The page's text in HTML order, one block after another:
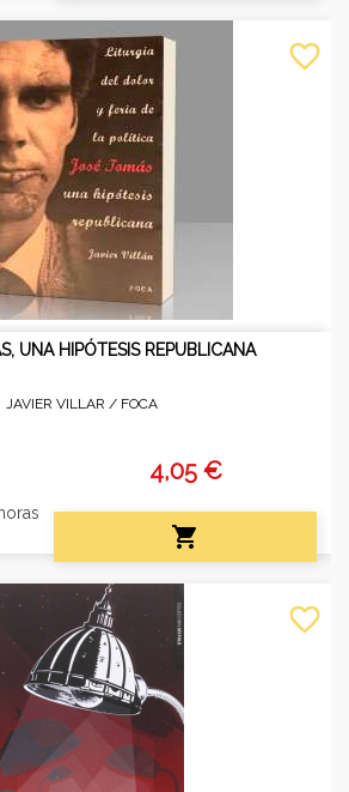
UNA HIPÓTESIS REPUBLICANA
JAVIER VILLAR / FOCA
4,05 €

favorite_border
favorite_border